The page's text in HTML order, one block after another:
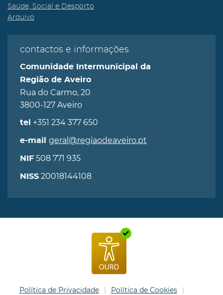
Saúde, Social e Desporto
Arquivo
contactos e informações
Comunidade Intermunicipal da
Região de Aveiro
Rua do Carmo, 20
3800-127 Aveiro
tel +351 234 377 650
e-mail geral@regiaodeaveiro.pt
NIF 508 771 935
NISS 20018144108
Política de Privacidade Política de Cookies